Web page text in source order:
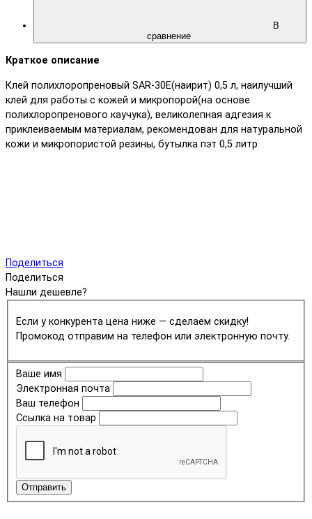
В
сравнение
Краткое описание
Клей полихлоропреновый SAR-30E(наирит) 0,5 л, наилучший
клей для работы с кожей и микропорой(на основе
полихлоропренового каучука), великолепная адгезия к
приклеиваемым материалам, рекомендован для натуральной
кожи и микропористой резины, бутылка пэт 0,5 литр
Поделиться
Поделиться
Нашли дешевле?
Если у конкурента цена ниже — сделаем скидку!
Промокод отправим на телефон или электронную почту.
Ваше имя
Электронная почта
Ваш телефон
Ссылка на товар
Отправить